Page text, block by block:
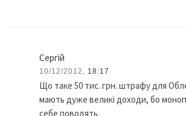
Сергій
10/12/2012, 18:17
Що таке 50 тис. грн. штрафу для
мають дуже великі доходи, бо
себе поводять.